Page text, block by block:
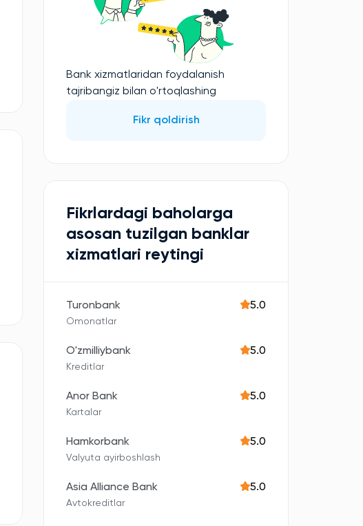
Bank xizmatlaridan foydalanish
tajribangiz bilan o'rtoqlashing
Fikr qoldirish
Fikrlardagi baholarga
asosan tuzilgan banklar
xizmatlari reytingi
Turonbank 5.0
Omonatlar
O'zmilliybank 5.0
Kreditlar
Anor Bank 5.0
Kartalar
Hamkorbank 5.0
Valyuta ayirboshlash
Asia Alliance Bank 5.0
Avtokreditlar